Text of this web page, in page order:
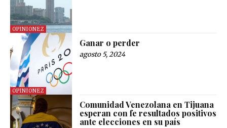
OPINIONEZ
OPINIONEZ
Ganar o perder
agosto 5, 2024
Comunidad Venezolana en Tijuana
esperan con fe resultados positivos
ante elecciones en su país